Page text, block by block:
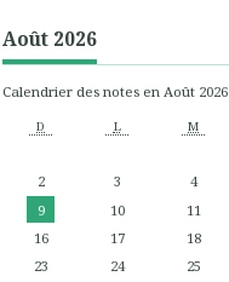
Août 2026
Calendrier des notes en Août 2026
D L M
2
3 4
9
10 11
16
17 18
23
24 25